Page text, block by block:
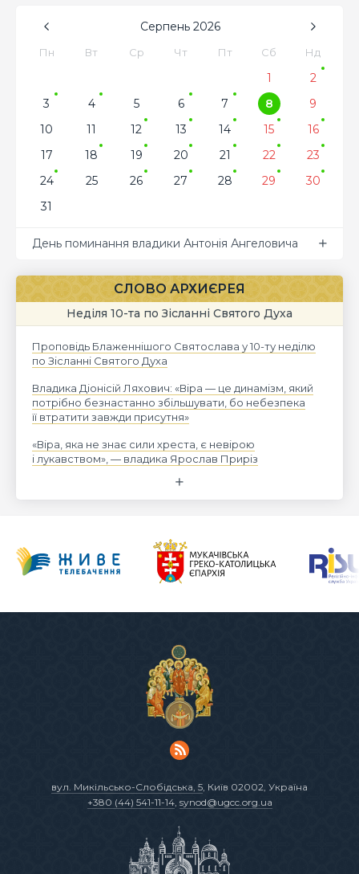
Серпень 2026
Пн Вт Ср Чт Пт Сб Нд
1
2
3
4 5 6 7 8
9
10
11 12 13 14 15
16
17
18 19 20 21 22
23
24
25 26 27 28 29
30
31
День поминання владики Антонія Ангеловича
СЛОВО АРХИЄРЕЯ
Неділя 10-та по Зісланні Святого Духа
Проповідь Блаженнішого Святослава у 10-ту неділю
по Зісланні Святого Духа
Владика Діонісій Ляхович: «Віра — це динамізм, який
потрібно безнастанно збільшувати, бо небезпека
її втратити завжди присутня»
«Віра, яка не знає сили хреста, є невірою
і лукавством», — владика Ярослав Приріз
вул. Микільсько-Слобідська, 5 , Київ 02002, Україна
+380 (44) 541-11-14, synod@ugcc.org.ua